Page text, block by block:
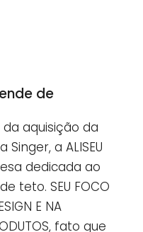
de
da aquisição da
a ALISEU
dedicada ao
teto. SEU FOCO
E NA
fato que